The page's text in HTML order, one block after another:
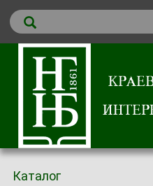
Каталог